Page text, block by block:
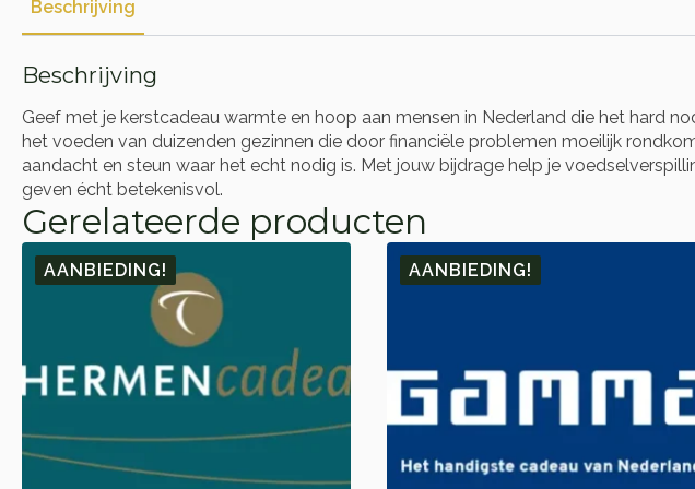
Beschrijving
Beschrijving
Geef met je kerstcadeau warmte en hoop aan mensen in Nederland die het hard
het voeden van duizenden gezinnen die door financiële problemen moeilijk
aandacht en steun waar het echt nodig is. Met jouw bijdrage help je
geven écht betekenisvol.
Gerelateerde producten
AANBIEDING! AANBIEDING!